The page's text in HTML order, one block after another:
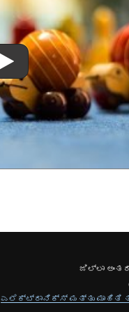
ಜಿಲ್ಲಾ
ಎಲೆಕ್ಟ್ರಾನಿಕ್ಸ್ ಮತ್ತು ಮಾಹಿತಿ